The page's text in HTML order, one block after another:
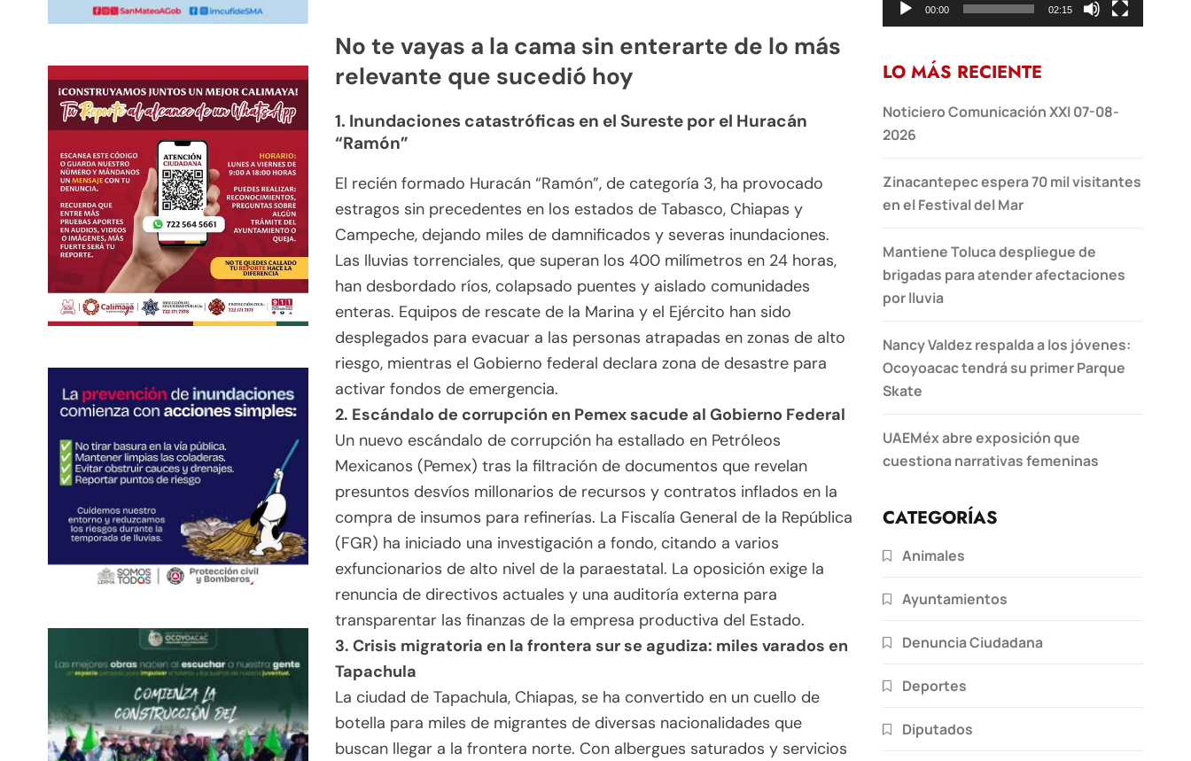
No te vayas a la cama sin enterarte de lo más
relevante que sucedió hoy
1. Inundaciones catastróficas en el Sureste por el Huracán
“Ramón”
El recién formado Huracán “Ramón”, de categoría 3, ha provocado
estragos sin precedentes en los estados de Tabasco, Chiapas y
Campeche, dejando miles de damnificados y severas inundaciones.
Las lluvias torrenciales, que superan los 400 milímetros en 24 horas,
han desbordado ríos, colapsado puentes y aislado comunidades
enteras. Equipos de rescate de la Marina y el Ejército han sido
desplegados para evacuar a las personas atrapadas en zonas de alto
riesgo, mientras el Gobierno federal declara zona de desastre para
activar fondos de emergencia.
2. Escándalo de corrupción en Pemex sacude al Gobierno Federal
Un nuevo escándalo de corrupción ha estallado en Petróleos
Mexicanos (Pemex) tras la filtración de documentos que revelan
presuntos desvíos millonarios de recursos y contratos inflados en la
compra de insumos para refinerías. La Fiscalía General de la República
(FGR) ha iniciado una investigación a fondo, citando a varios
exfuncionarios de alto nivel de la paraestatal. La oposición exige la
renuncia de directivos actuales y una auditoría externa para
transparentar las finanzas de la empresa productiva del Estado.
3. Crisis migratoria en la frontera sur se agudiza: miles varados en
Tapachula
La ciudad de Tapachula, Chiapas, se ha convertido en un cuello de
botella para miles de migrantes de diversas nacionalidades que
buscan llegar a la frontera norte. Con albergues saturados y servicios
00:00 02:15
LO MÁS RECIENTE
Noticiero Comunicación XXI 07-08-
2026
Zinacantepec espera 70 mil visitantes
en el Festival del Mar
Mantiene Toluca despliegue de
brigadas para atender afectaciones
por lluvia
Nancy Valdez respalda a los jóvenes:
Ocoyoacac tendrá su primer Parque
Skate
UAEMéx abre exposición que
cuestiona narrativas femeninas
CATEGORÍAS
Animales
Ayuntamientos
Denuncia Ciudadana
Deportes
Diputados